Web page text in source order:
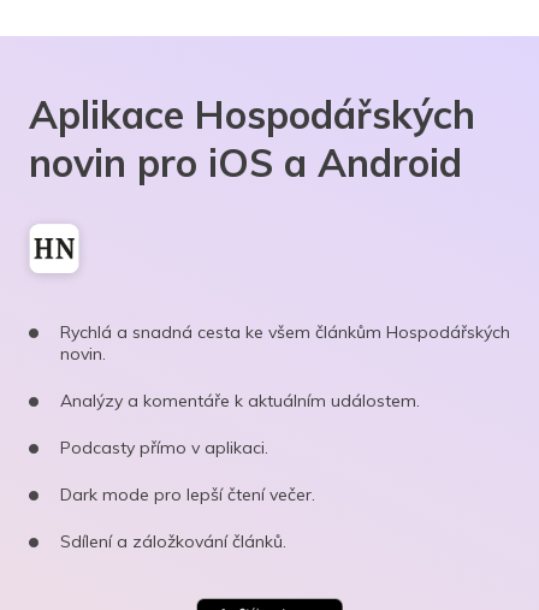
Aplikace Hospodářských
novin pro iOS a Android
Rychlá a snadná cesta ke všem článkům Hospodářských
novin.
Analýzy a komentáře k aktuálním událostem.
Podcasty přímo v aplikaci.
Dark mode pro lepší čtení večer.
Sdílení a záložkování článků.